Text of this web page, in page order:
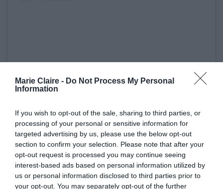
Marie Claire - Do Not Process My Personal
Information
If you wish to opt-out of the sale, sharing to third parties, or
processing of your personal or sensitive information for
targeted advertising by us, please use the below opt-out
section to confirm your selection. Please note that after your
opt-out request is processed you may continue seeing
interest-based ads based on personal information utilized by
us or personal information disclosed to third parties prior to
your opt-out. You may separately opt-out of the further
Δείτε αυτή τη δημοσίευση στο Instagram.